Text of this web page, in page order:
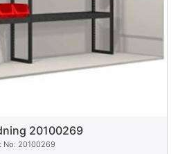
20100269
20100269